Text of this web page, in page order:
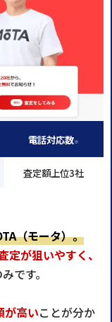
電話対応数※
査定額上位3社
（モータ）。
が狙いやすく、
です。
が高いことが分か